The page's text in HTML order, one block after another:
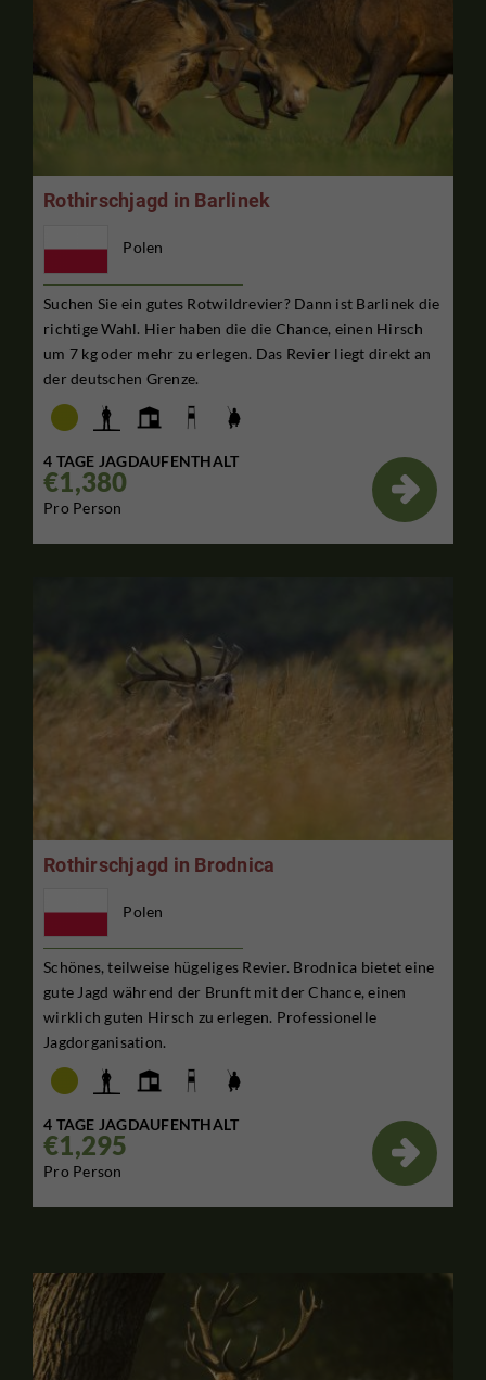
Rothirschjagd in Barlinek
Polen
Suchen Sie ein gutes Rotwildrevier? Dann ist Barlinek die
richtige Wahl. Hier haben die die Chance, einen Hirsch
um 7 kg oder mehr zu erlegen. Das Revier liegt direkt an
der deutschen Grenze.
4 TAGE JAGDAUFENTHALT
€1,380
Pro Person

Rothirschjagd in Brodnica
Polen
Schönes, teilweise hügeliges Revier. Brodnica bietet eine
gute Jagd während der Brunft mit der Chance, einen
wirklich guten Hirsch zu erlegen. Professionelle
Jagdorganisation.
4 TAGE JAGDAUFENTHALT
€1,295
Pro Person
